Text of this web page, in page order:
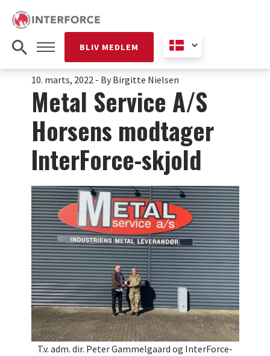
BLIV MEDLEM
10. marts, 2022- By Birgitte Nielsen
Metal Service A/S
Horsens modtager
InterForce-skjold
T.v. adm. dir. Peter Gammelgaard og InterForce-